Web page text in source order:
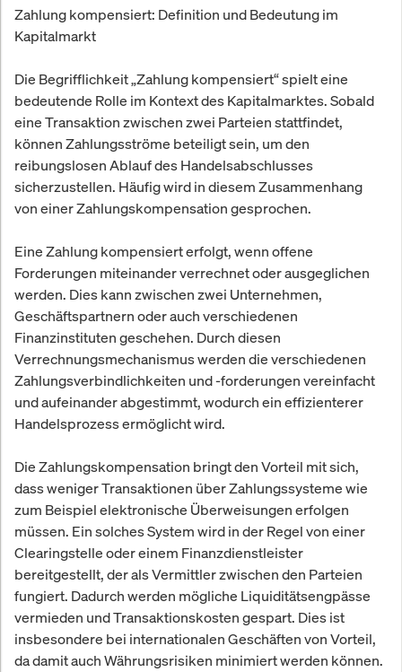
Zahlung kompensiert: Definition und Bedeutung im
Kapitalmarkt
Die Begrifflichkeit „Zahlung kompensiert“ spielt eine
bedeutende Rolle im Kontext des Kapitalmarktes. Sobald
eine Transaktion zwischen zwei Parteien stattfindet,
können Zahlungsströme beteiligt sein, um den
reibungslosen Ablauf des Handelsabschlusses
sicherzustellen. Häufig wird in diesem Zusammenhang
von einer Zahlungskompensation gesprochen.
Eine Zahlung kompensiert erfolgt, wenn offene
Forderungen miteinander verrechnet oder ausgeglichen
werden. Dies kann zwischen zwei Unternehmen,
Geschäftspartnern oder auch verschiedenen
Finanzinstituten geschehen. Durch diesen
Verrechnungsmechanismus werden die verschiedenen
Zahlungsverbindlichkeiten und -forderungen vereinfacht
und aufeinander abgestimmt, wodurch ein effizienterer
Handelsprozess ermöglicht wird.
Die Zahlungskompensation bringt den Vorteil mit sich,
dass weniger Transaktionen über Zahlungssysteme wie
zum Beispiel elektronische Überweisungen erfolgen
müssen. Ein solches System wird in der Regel von einer
Clearingstelle oder einem Finanzdienstleister
bereitgestellt, der als Vermittler zwischen den Parteien
fungiert. Dadurch werden mögliche Liquiditätsengpässe
vermieden und Transaktionskosten gespart. Dies ist
insbesondere bei internationalen Geschäften von Vorteil,
da damit auch Währungsrisiken minimiert werden können.